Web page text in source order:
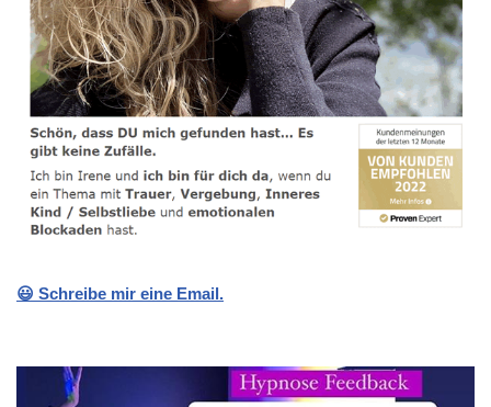
😃 Schreibe mir eine Email.